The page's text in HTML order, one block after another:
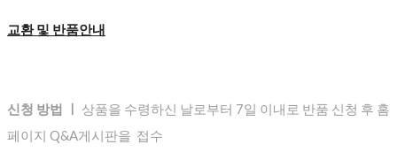
교환 및 반품안내
신청 방법 ㅣ 상품을 수령하신 날로부터 7일 이내로 반품 신청 후 홈
페이지 Q&A게시판을 접수